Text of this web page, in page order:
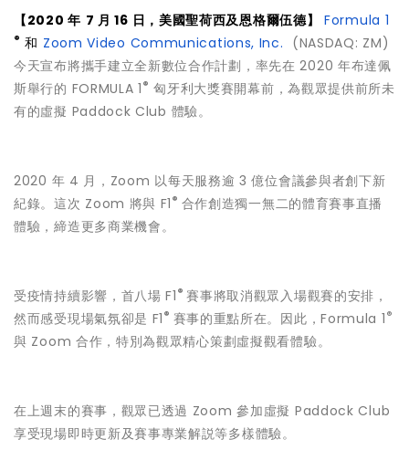
【2020 年 7 月 16 日，美國聖荷西及恩格爾伍德】 Formula 1
® 和 Zoom Video Communications, Inc. (NASDAQ: ZM)
今天宣布將攜手建立全新數位合作計劃，率先在 2020 年布達佩
斯舉行的 FORMULA 1 ® 匈牙利大獎賽開幕前，為觀眾提供前所未
有的虛擬 Paddock Club 體驗。
2020 年 4 月，Zoom 以每天服務逾 3 億位會議參與者創下新
紀錄。這次 Zoom 將與 F1 ® 合作創造獨一無二的體育賽事直播
體驗，締造更多商業機會。
受疫情持續影響，首八場 F1 ® 賽事將取消觀眾入場觀賽的安排，
然而感受現場氣氛卻是 F1 ® 賽事的重點所在。因此，Formula 1 ®
與 Zoom 合作，特別為觀眾精心策劃虛擬觀看體驗。
在上週末的賽事，觀眾已透過 Zoom 參加虛擬 Paddock Club
享受現場即時更新及賽事專業解説等多樣體驗。